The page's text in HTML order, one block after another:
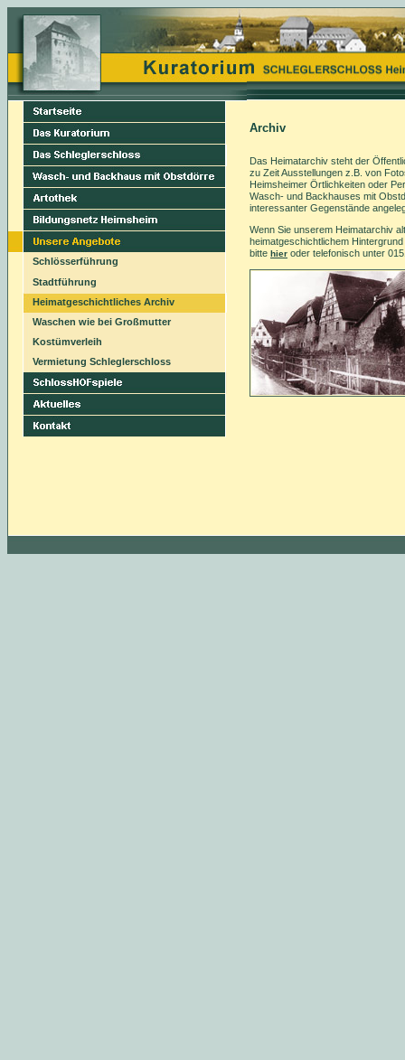
Schlösserführung
Stadtführung
Heimatgeschichtliches Archiv
Waschen wie bei Großmutter
Kostümverleih
Vermietung Schleglerschloss
Archiv
Das Heimatarchiv steht der
zu Zeit Ausstellungen z.B. von
Heimsheimer Örtlichkeiten oder
Wasch- und Backhauses mit
interessanter Gegenstände
Wenn Sie unserem Heimatarchiv
heimatgeschichtlichem
bitte hier oder telefonisch unter